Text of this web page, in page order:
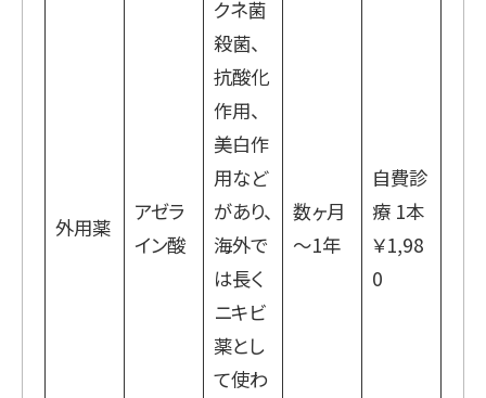
外用薬
アゼラ
イン酸
クネ菌
殺菌、
抗酸化
作用、
美白作
用など
があり、
海外で
は長く
ニキビ
薬とし
て使わ
数ヶ月
～1年
自費診
療 1本
￥1,98
0